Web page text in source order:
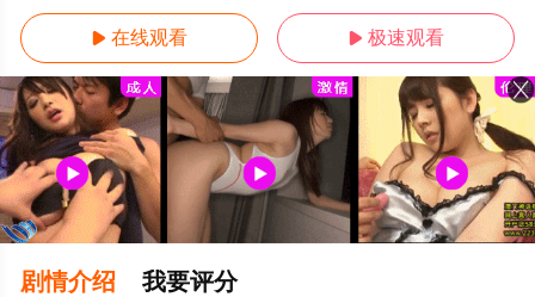
 在线观看  极速观看
剧情介绍 我要评分